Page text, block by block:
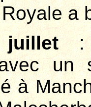
a
:
à